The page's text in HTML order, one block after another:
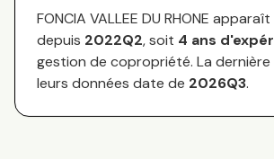
FONCIA VALLEE DU RHONE apparaît
depuis 2022Q2, soit 4 ans
gestion de copropriété. La dernière
leurs données date de 2026Q3.